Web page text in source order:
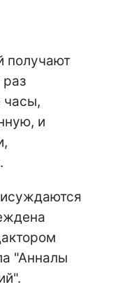
получают
раз
часы,
и
"Анналы